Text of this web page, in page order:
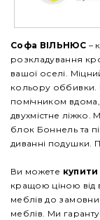
Софа ВІЛЬНЮС –
розкладування
вашої оселі.
кольору оббивки.
помічником
двухмістне ліжко.
блок Боннель та
диванні подушки.
Ви можете купити
кращою ціною від
меблів до
меблів. Ми